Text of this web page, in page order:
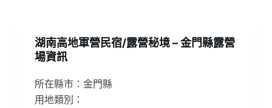
湖南高地軍營民宿/露營秘境 – 金門縣露營
場資訊
所在縣市：金門縣
用地類別：